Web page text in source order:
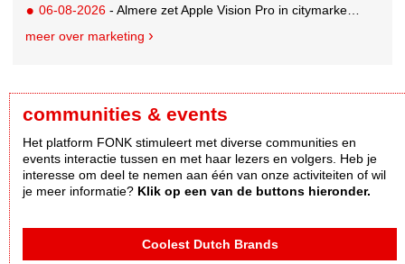
06-08-2026 - Almere zet Apple Vision Pro in citymarketing
meer over marketing
communities & events
Het platform FONK stimuleert met diverse communities en
events interactie tussen en met haar lezers en volgers. Heb je
interesse om deel te nemen aan één van onze activiteiten of wil
je meer informatie? Klik op een van de buttons hieronder.
Coolest Dutch Brands